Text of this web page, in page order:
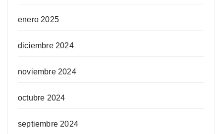
enero 2025
diciembre 2024
noviembre 2024
octubre 2024
septiembre 2024